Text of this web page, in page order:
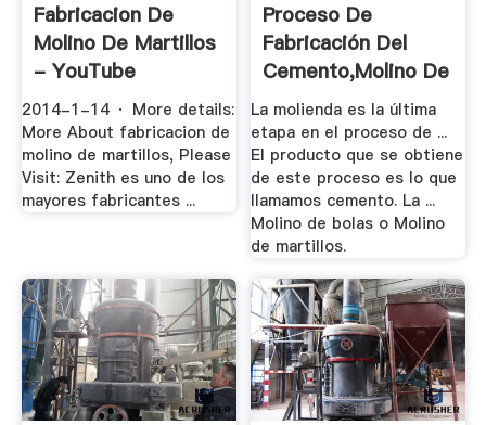
Fabricacion De
Molino De Martillos
- YouTube
2014-1-14 · More details:
More About fabricacion de
molino de martillos, Please
Visit: Zenith es uno de los
mayores fabricantes ...
Proceso De
Fabricación Del
Cemento,Molino De
.
La molienda es la última
etapa en el proceso de ...
El producto que se obtiene
de este proceso es lo que
llamamos cemento. La ...
Molino de bolas o Molino
de martillos.